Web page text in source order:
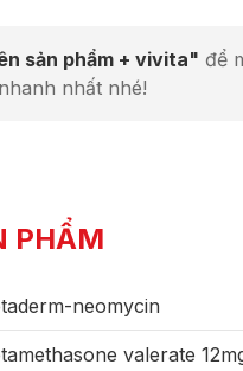
sản phẩm + vivita" để
nhất nhé!
PHẨM
neomycin
valerate